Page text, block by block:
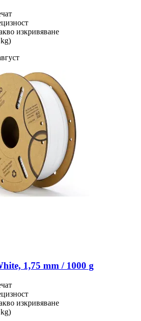
изкривяване
1,75 mm / 1000 g
изкривяване